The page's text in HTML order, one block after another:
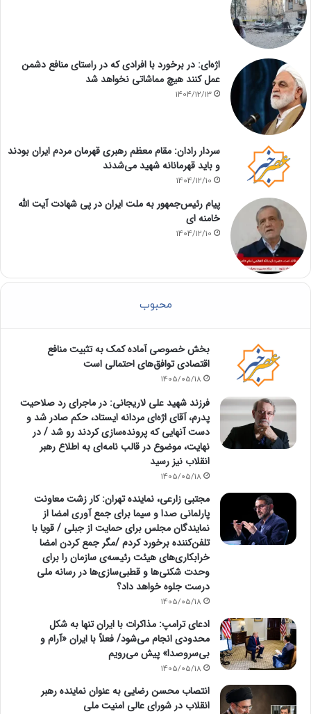
اژه‌ای: در برخورد با افرادی که در راستای منافع دشمن
عمل کنند هیچ مماشاتی نخواهد شد
1404/12/13
سردار رادان: مقام معظم رهبری قهرمان مردم ایران بودند
و باید قهرمانانه شهید می‌شدند
1404/12/10
پیام رئیس‌جمهور به ملت ایران در پی شهادت آیت الله
خامنه ای
1404/12/10
محبوب
بخش خصوصی آماده کمک به تثبیت منافع
اقتصادی توافق‌های احتمالی است
1405/05/18
فرزند شهید علی لاریجانی: در ماجرای رد صلاحیت
پدرم، آقای اژه‌ای مردانه ایستاد، حکم صادر شد و
دست آنهایی که پرونده‌سازی کردند رو شد / در
نهایت، موضوع در قالب نامه‌ای به اطلاع رهبر
انقلاب نیز رسید
1405/05/18
مجتبی زارعی، نماینده تهران: کار زشت معاونت
پارلمانی صدا و سیما برای جمع آوری امضا از
نمایندگان مجلس برای حمایت از جبلی / قویا با
تلفن‌کننده برخورد کردم /مگر جمع کردن امضا
خرابکاری‌های هیئت رئیسه‌ی سازمان را برای
وحدت شکنی‌ها و قطبی‌سازی‌ها در رسانه ملی
درست جلوه خواهد داد؟
1405/05/18
ادعای ترامپ: مذاکرات با ایران تنها به شکل
محدودی انجام می‌شود/ فعلاً با ایران «آرام و
بی‌سروصدا» پیش می‌رویم
1405/05/18
انتصاب محسن رضایی به عنوان نماینده رهبر
انقلاب در شورای عالی امنیت ملی